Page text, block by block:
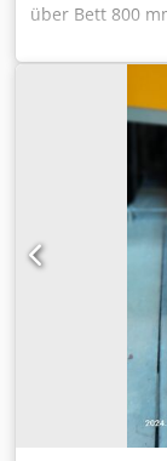
über Bett 800
mm Cjdpfoxwp
Spitzenhöhe
mm
Maschine L x B
Zubehör: 3-
Backenfutter
X-u. Z-Achse
feste Lünetten,